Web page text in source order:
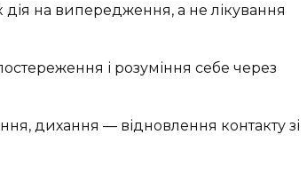
дія на випередження, а не лікування
і розуміння себе через
дихання — відновлення контакту зі